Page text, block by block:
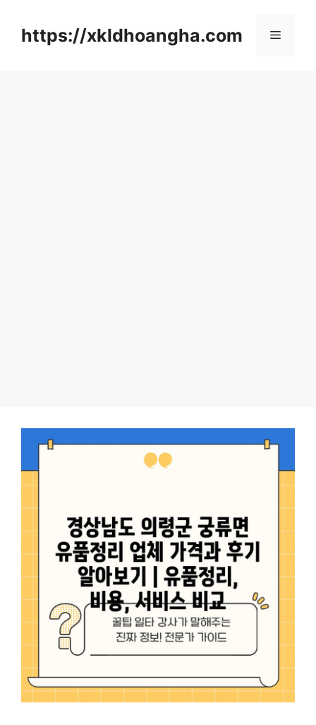
https://xkldhoangha.com 메